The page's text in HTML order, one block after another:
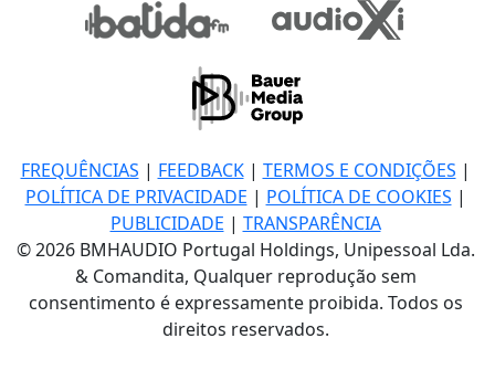
FREQUÊNCIAS | FEEDBACK| TERMOS E CONDIÇÕES |
POLÍTICA DE PRIVACIDADE | POLÍTICA DE COOKIES |
PUBLICIDADE | TRANSPARÊNCIA
© 2026 BMHAUDIO Portugal Holdings, Unipessoal Lda.
& Comandita, Qualquer reprodução sem
consentimento é expressamente proibida. Todos os
direitos reservados.